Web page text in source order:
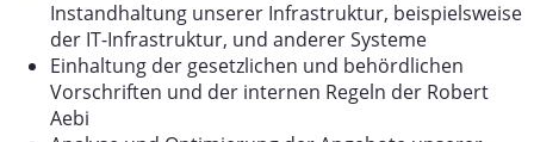
Instandhaltung unserer Infrastruktur, beispielsweise
der IT-Infrastruktur, und anderer Systeme
Einhaltung der gesetzlichen und behördlichen
Vorschriften und der internen Regeln der Robert
Aebi